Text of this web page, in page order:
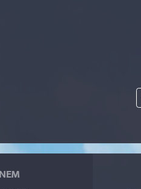
NEM